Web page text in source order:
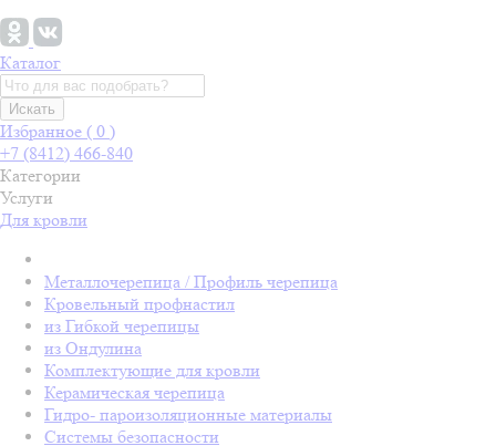
Каталог
Искать
Избранное ( 0 )
+7 (8412) 466-840
Категории
Услуги
Для кровли
Металлочерепица / Профиль черепица
Кровельный профнастил
из Гибкой черепицы
из Ондулина
Комплектующие для кровли
Керамическая черепица
Гидро- пароизоляционные материалы
Системы безопасности